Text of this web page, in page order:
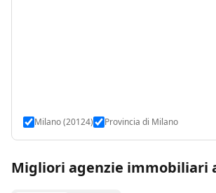
Milano (20124) Provincia di Milano
Migliori agenzie immobiliari